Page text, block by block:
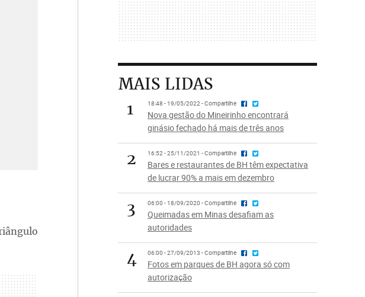
MAIS LIDAS
1
18:48 - 19/05/2022 - Compartilhe
Nova gestão do Mineirinho encontrará
ginásio fechado há mais de três anos
2 16:52 - 25/11/2021 - Compartilhe
Bares e restaurantes de BH têm expectativa
de lucrar 90% a mais em dezembro
3 06:00 - 18/09/2020 - Compartilhe
Queimadas em Minas desafiam as
autoridades
4 06:00 - 27/09/2013 - Compartilhe
Fotos em parques de BH agora só com
autorização